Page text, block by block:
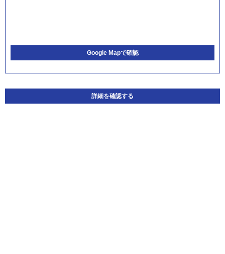
Google Mapで確認
詳細を確認する